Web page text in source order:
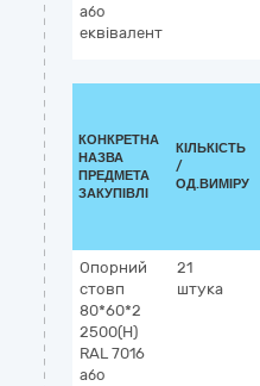
або
еквівалент
КОНКРЕТНА
НАЗВА
ПРЕДМЕТА
ЗАКУПІВЛІ
КІЛЬКІСТЬ
/
ОД.ВИМІРУ
Опорний
стовп
80*60*2
2500(Н)
RAL 7016
або
21
штука